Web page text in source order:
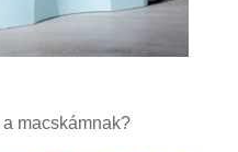
macskámnak?